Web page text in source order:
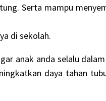
Serta mampu
di sekolah.
anak anda selalu
daya tahan